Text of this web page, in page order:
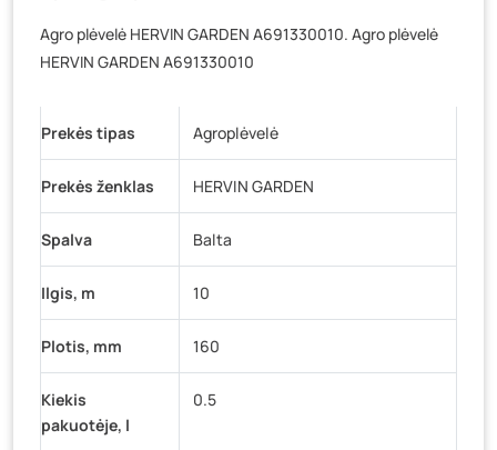
Baravykų g. 1, Druskininkai- 49 vienetai
Vilniaus g. 89D, Ukmergė
K. Donelaičio g. 17, Rokiškis
Šaltupės g. 64, Zarasai- 54 vienetai
Agro plėvelė HERVIN GARDEN A691330010. Agro plėvelė
HERVIN GARDEN A691330010
Prekės tipas Agroplėvelė
Prekės ženklas HERVIN GARDEN
Spalva Balta
Ilgis, m 10
Plotis, mm 160
Kiekis
pakuotėje, l
0.5